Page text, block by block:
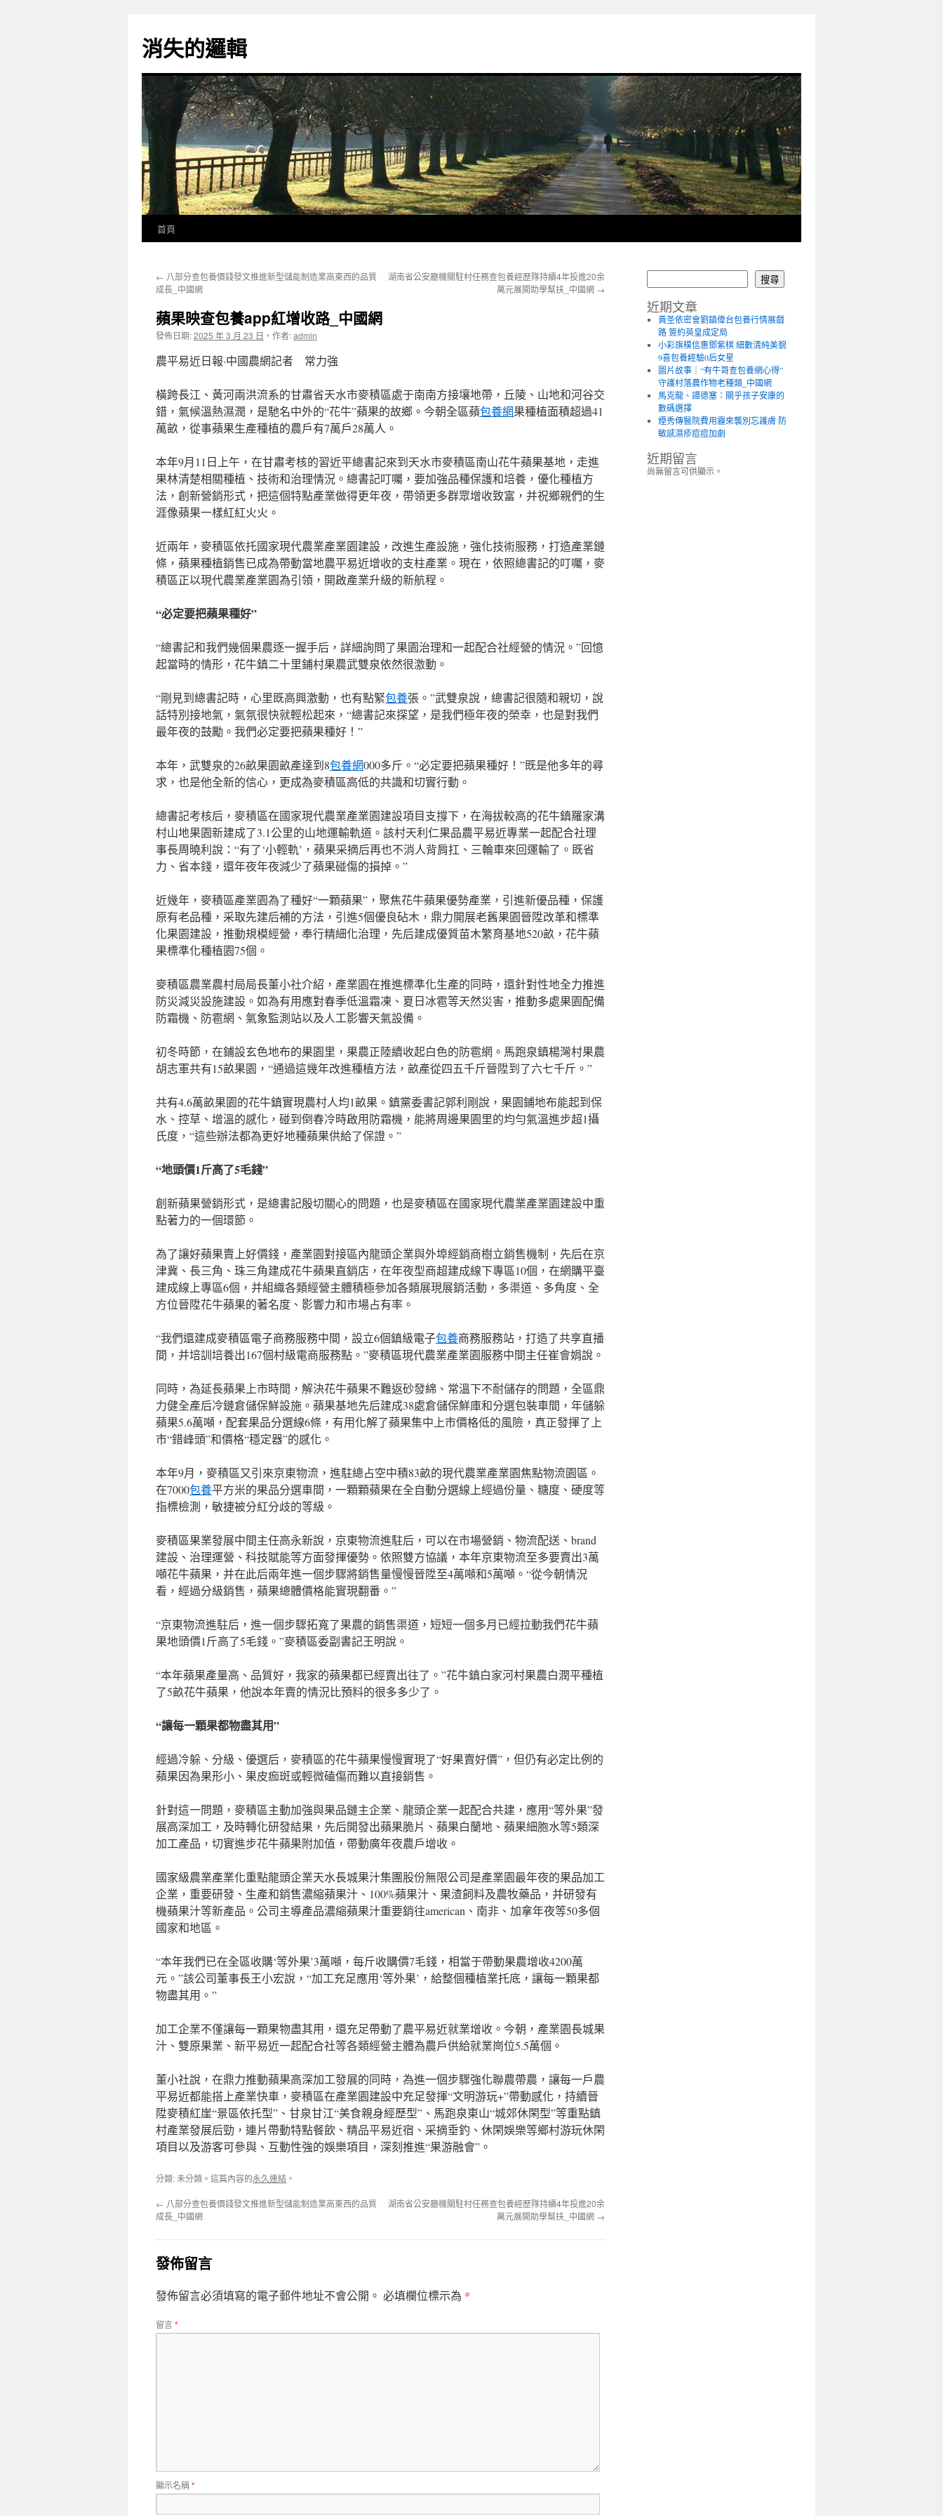
主
要
消失的邏輯
首頁
← 八部分查包養價錢發文推進新型儲能制造業高東西的品質
成長_中國網
湖南省公安廳機關駐村任務查包養經歷隊持續4年投進20余
萬元展開助學幫扶_中國網 →
蘋果映查包養app紅增收路_中國網
發佈日期:2025 年 3 月 23 日 ， 作者:admin
農平易近日報·中國農網記者 常力強
橫跨長江、黃河兩洪流系的甘肅省天水市麥積區處于南南方接壤地帶，丘陵、山地和河谷交
錯，氣候溫熱濕潤，是馳名中外的“花牛”蘋果的故鄉。今朝全區蘋包養網果種植面積超過41
萬畝，從事蘋果生產種植的農戶有7萬戶28萬人。
本年9月11日上午，在甘肅考核的習近平總書記來到天水市麥積區南山花牛蘋果基地，走進
果林清楚相關種植、技術和治理情況。總書記叮囑，要加強品種保護和培養，優化種植方
法，創新營銷形式，把這個特點產業做得更年夜，帶領更多群眾增收致富，并祝鄉親們的生
涯像蘋果一樣紅紅火火。
近兩年，麥積區依托國家現代農業產業園建設，改進生產設施，強化技術服務，打造產業鏈
條，蘋果種植銷售已成為帶動當地農平易近增收的支柱產業。現在，依照總書記的叮囑，麥
積區正以現代農業產業園為引領，開啟產業升級的新航程。
“必定要把蘋果種好”
“總書記和我們幾個果農逐一握手后，詳細詢問了果園治理和一起配合社經營的情況。”回憶
起當時的情形，花牛鎮二十里鋪村果農武雙泉依然很激動。
“剛見到總書記時，心里既高興激動，也有點緊包養張。”武雙泉說，總書記很隨和親切，說
話特別接地氣，氣氛很快就輕松起來，“總書記來探望，是我們極年夜的榮幸，也是對我們
最年夜的鼓勵。我們必定要把蘋果種好！”
本年，武雙泉的26畝果園畝產達到8包養網000多斤。“必定要把蘋果種好！”既是他多年的尋
求，也是他全新的信心，更成為麥積區高低的共識和切實行動。
總書記考核后，麥積區在國家現代農業產業園建設項目支撐下，在海拔較高的花牛鎮羅家溝
村山地果園新建成了3.1公里的山地運輸軌道。該村天利仁果品農平易近專業一起配合社理
事長周曉利說：“有了‘小輕軌’，蘋果采摘后再也不消人背肩扛、三輪車來回運輸了。既省
力、省本錢，還年夜年夜減少了蘋果碰傷的損掉。”
近幾年，麥積區產業園為了種好“一顆蘋果”，聚焦花牛蘋果優勢產業，引進新優品種，保護
原有老品種，采取先建后補的方法，引進5個優良砧木，鼎力開展老舊果園晉陞改革和標準
化果園建設，推動規模經營，奉行精細化治理，先后建成優質苗木繁育基地520畝，花牛蘋
果標準化種植園75個。
麥積區農業農村局局長董小社介紹，產業園在推進標準化生產的同時，還針對性地全力推進
防災減災設施建設。如為有用應對春季低溫霜凍、夏日冰雹等天然災害，推動多處果園配備
防霜機、防雹網、氣象監測站以及人工影響天氣設備。
初冬時節，在鋪設玄色地布的果園里，果農正陸續收起白色的防雹網。馬跑泉鎮楊灣村果農
胡志軍共有15畝果園，“通過這幾年改進種植方法，畝產從四五千斤晉陞到了六七千斤。”
共有4.6萬畝果園的花牛鎮實現農村人均1畝果。鎮黨委書記郭利剛說，果園鋪地布能起到保
水、控草、增溫的感化，碰到倒春冷時啟用防霜機，能將周邊果園里的均勻氣溫進步超1攝
氏度，“這些辦法都為更好地種蘋果供給了保證。”
“地頭價1斤高了5毛錢”
創新蘋果營銷形式，是總書記殷切關心的問題，也是麥積區在國家現代農業產業園建設中重
點著力的一個環節。
為了讓好蘋果賣上好價錢，產業園對接區內龍頭企業與外埠經銷商樹立銷售機制，先后在京
津冀、長三角、珠三角建成花牛蘋果直銷店，在年夜型商超建成線下專區10個，在網購平臺
建成線上專區6個，并組織各類經營主體積極參加各類展現展銷活動，多渠道、多角度、全
方位晉陞花牛蘋果的著名度、影響力和市場占有率。
“我們還建成麥積區電子商務服務中間，設立6個鎮級電子包養商務服務站，打造了共享直播
間，并培訓培養出167個村級電商服務點。”麥積區現代農業產業園服務中間主任崔會娟說。
同時，為延長蘋果上市時間，解決花牛蘋果不難返砂發綿、常溫下不耐儲存的問題，全區鼎
力健全產后冷鏈倉儲保鮮設施。蘋果基地先后建成38處倉儲保鮮庫和分選包裝車間，年儲躲
蘋果5.6萬噸，配套果品分選線6條，有用化解了蘋果集中上市價格低的風險，真正發揮了上
市“錯峰頭”和價格“穩定器”的感化。
本年9月，麥積區又引來京東物流，進駐總占空中積83畝的現代農業產業園焦點物流園區。
在7000包養平方米的果品分選車間，一顆顆蘋果在全自動分選線上經過份量、糖度、硬度等
指標檢測，敏捷被分紅分歧的等級。
麥積區果業發展中間主任高永新說，京東物流進駐后，可以在市場營銷、物流配送、brand
建設、治理運營、科技賦能等方面發揮優勢。依照雙方協議，本年京東物流至多要賣出3萬
噸花牛蘋果，并在此后兩年進一個步驟將銷售量慢慢晉陞至4萬噸和5萬噸。“從今朝情況
看，經過分級銷售，蘋果總體價格能實現翻番。”
“京東物流進駐后，進一個步驟拓寬了果農的銷售渠道，短短一個多月已經拉動我們花牛蘋
果地頭價1斤高了5毛錢。”麥積區委副書記王明說。
“本年蘋果產量高、品質好，我家的蘋果都已經賣出往了。”花牛鎮白家河村果農白潤平種植
了5畝花牛蘋果，他說本年賣的情況比預料的很多多少了。
“讓每一顆果都物盡其用”
經過冷躲、分級、優選后，麥積區的花牛蘋果慢慢實現了“好果賣好價”，但仍有必定比例的
蘋果因為果形小、果皮痂斑或輕微磕傷而難以直接銷售。
針對這一問題，麥積區主動加強與果品鏈主企業、龍頭企業一起配合共建，應用“等外果”發
展高深加工，及時轉化研發結果，先后開發出蘋果脆片、蘋果白蘭地、蘋果細胞水等5類深
加工產品，切實進步花牛蘋果附加值，帶動廣年夜農戶增收。
國家級農業產業化重點龍頭企業天水長城果汁集團股份無限公司是產業園最年夜的果品加工
企業，重要研發、生產和銷售濃縮蘋果汁、100%蘋果汁、果渣飼料及農牧藥品，并研發有
機蘋果汁等新產品。公司主導產品濃縮蘋果汁重要銷往american、南非、加拿年夜等50多個
國家和地區。
“本年我們已在全區收購‘等外果’3萬噸，每斤收購價7毛錢，相當于帶動果農增收4200萬
元。”該公司董事長王小宏說，“加工充足應用‘等外果’，給整個種植業托底，讓每一顆果都
物盡其用。”
加工企業不僅讓每一顆果物盡其用，還充足帶動了農平易近就業增收。今朝，產業園長城果
汁、雙原果業、新平易近一起配合社等各類經營主體為農戶供給就業崗位5.5萬個。
董小社說，在鼎力推動蘋果高深加工發展的同時，為進一個步驟強化聯農帶農，讓每一戶農
平易近都能搭上產業快車，麥積區在產業園建設中充足發揮“文明游玩+”帶動感化，持續晉
陞麥積紅崖“景區依托型”、甘泉甘江“美食親身經歷型”、馬跑泉東山“城郊休閑型”等重點鎮
村產業發展后勁，連片帶動特點餐飲、精品平易近宿、采摘垂釣、休閑娛樂等鄉村游玩休閑
項目以及游客可參與、互動性強的娛樂項目，深刻推進“果游融會”。
分類: 未分類。這篇內容的永久連結 。
← 八部分查包養價錢發文推進新型儲能制造業高東西的品質
成長_中國網
湖南省公安廳機關駐村任務查包養經歷隊持續4年投進20余
萬元展開助學幫扶_中國網 →
發佈留言
發佈留言必須填寫的電子郵件地址不會公開。 必填欄位標示為 *
留言*
顯示名稱*
搜尋
近期文章
黃圣依密會劉鎮偉台包養行情展戲
路 簽約英皇成定局
小彩旗樸信惠鄧紫棋 細數清純美貌
9喜包養經驗0后女星
圖片故事｜“有牛哥查包養網心得”
守護村落農作物老種類_中國網
馬克龍、譚德塞：關乎孩子安康的
數碼選擇
煙秀傳醫院費用霾來襲別忘護膚 防
敏感濕疹痘痘加劇
近期留言
尚無留言可供顯示。